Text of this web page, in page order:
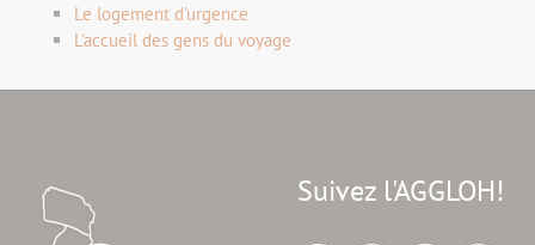
Le logement d'urgence
L'accueil des gens du voyage
Suivez l'AGGLOH!